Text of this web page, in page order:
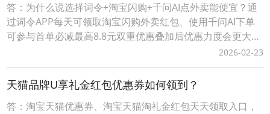
答：为什么说选择词令+淘宝闪购+千问AI点外卖能便宜？通
过词令APP每天可领取淘宝闪购外卖红包、使用千问AI下单
可参与首单必减最高8.8元双重优惠叠加后优惠力度会更大点
外卖更便宜。词令+淘宝闪购+千问AI点外卖省钱攻略详情，
请查看下面详细介绍。词令APP如何天天免费领淘宝闪购外
卖红包？1、每天点外卖前，打开词令APP，输入口令“ 8080
”；*注：词令APP领
2026-02-23
天猫品牌U享礼金红包优惠券如何领到？
答：淘宝天猫优惠券、淘宝天猫淘礼金红包天天领取入口，